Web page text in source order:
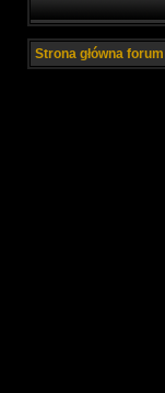
Strona główna forum